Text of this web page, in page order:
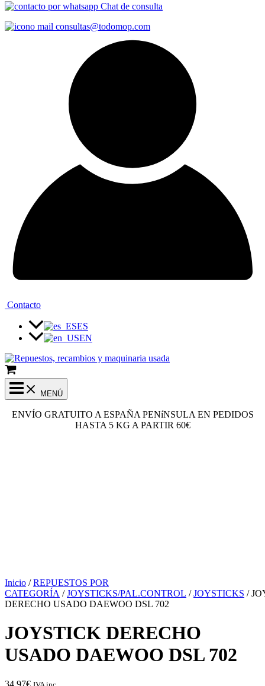
Chat de consulta
consultas@todomop.com
Contacto
ES
EN
MENÚ
ENVÍO GRATUITO A ESPAÑA PENíNSULA EN PEDIDOS
HASTA 5 KG A PARTIR 60€
Inicio /REPUESTOS POR
CATEGORÍA /JOYSTICKS/PAL.CONTROL /JOYSTICKS /
DERECHO USADO DAEWOO DSL 702
JOYSTICK DERECHO
USADO DAEWOO DSL 702
34,97€